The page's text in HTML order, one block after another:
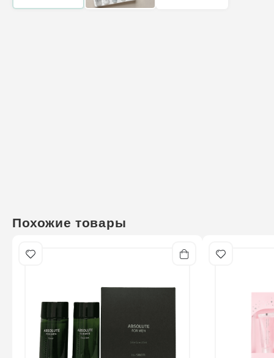
Похожие товары